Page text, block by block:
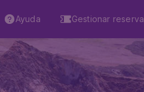
Ayuda Gestionar reserva